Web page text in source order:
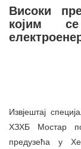
Високи
којим
Извјештај
ХЗХБ Мостар
предузећа у